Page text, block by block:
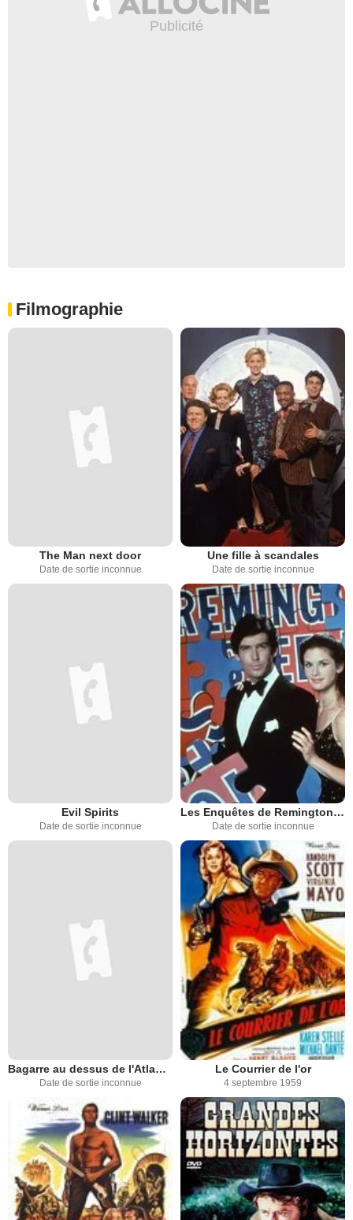
Filmographie
The Man next door
Date de sortie inconnue
Une fille à scandales
Date de sortie inconnue
Evil Spirits
Date de sortie inconnue
Les Enquêtes de Remington Steele
Date de sortie inconnue
Bagarre au dessus de l'Atlantique
Date de sortie inconnue
Le Courrier de l'or
4 septembre 1959